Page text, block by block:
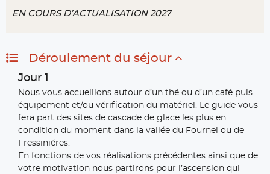
EN COURS D’ACTUALISATION 2027
Déroulement du séjour
Jour 1
Nous vous accueillons autour d’un thé ou d’un café puis
équipement et/ou vérification du matériel. Le guide vous
fera part des sites de cascade de glace les plus en
condition du moment dans la vallée du Fournel ou de
Fressiniéres.
En fonctions de vos réalisations précédentes ainsi que de
votre motivation nous partirons pour l’ascension qui